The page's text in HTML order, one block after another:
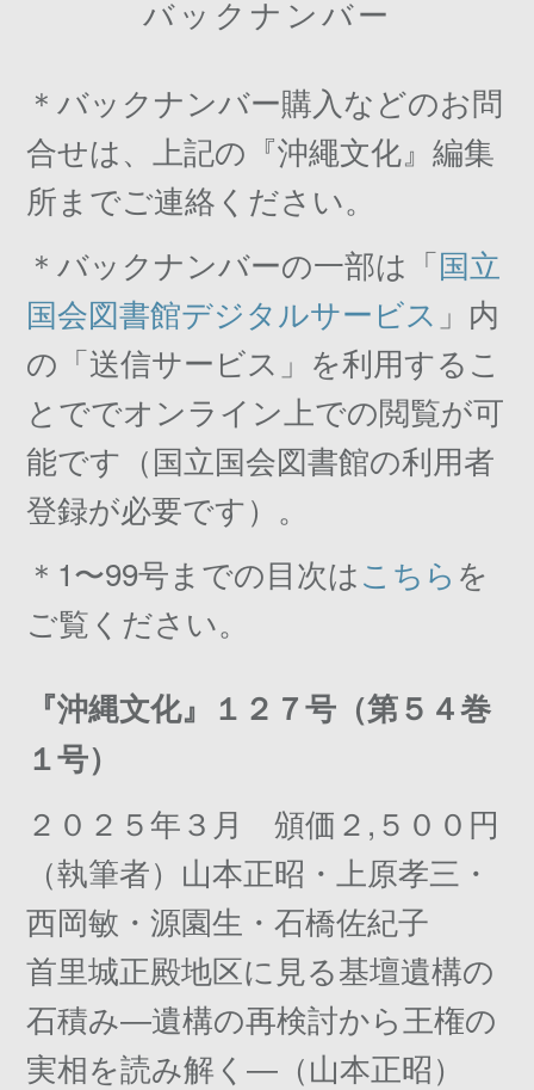
バックナンバー
＊バックナンバー購入などのお問
合せは、上記の『沖繩文化』編集
所までご連絡ください。
＊バックナンバーの一部は「国立
国会図書館デジタルサービス 」内
の「送信サービス」を利用するこ
とででオンライン上での閲覧が可
能です（国立国会図書館の利用者
登録が必要です）。
＊1〜99号までの目次はこちら を
ご覧ください。
『沖縄文化』１２７号（第５４巻
１号）
２０２５年３月 頒価２,５００円
（執筆者）山本正昭・上原孝三・
西岡敏・源園生・石橋佐紀子
首里城正殿地区に見る基壇遺構の
石積み―遺構の再検討から王権の
実相を読み解く―（山本正昭）